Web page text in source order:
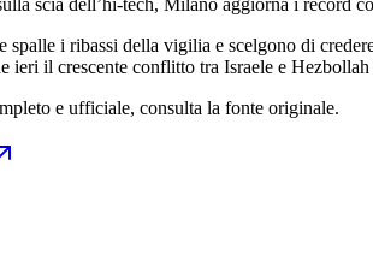
spalle i ribassi della vigilia e scelgono di
ieri il crescente conflitto tra Israele e
e ufficiale, consulta la fonte originale.